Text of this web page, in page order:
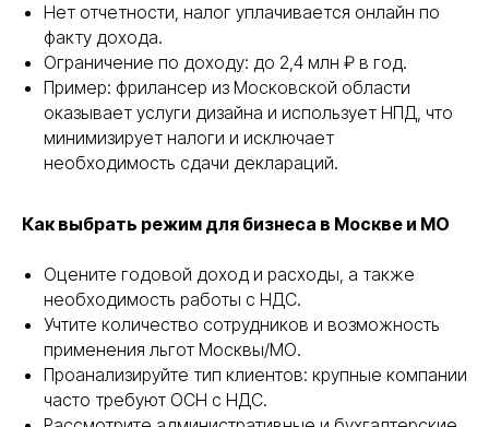
Нет отчетности, налог уплачивается онлайн по
факту дохода.
Ограничение по доходу: до 2,4 млн ₽ в год.
Пример: фрилансер из Московской области
оказывает услуги дизайна и использует НПД, что
минимизирует налоги и исключает
необходимость сдачи деклараций.
Как выбрать режим для бизнеса в Москве и МО
Оцените годовой доход и расходы, а также
необходимость работы с НДС.
Учтите количество сотрудников и возможность
применения льгот Москвы/МО.
Проанализируйте тип клиентов: крупные компании
часто требуют ОСН с НДС.